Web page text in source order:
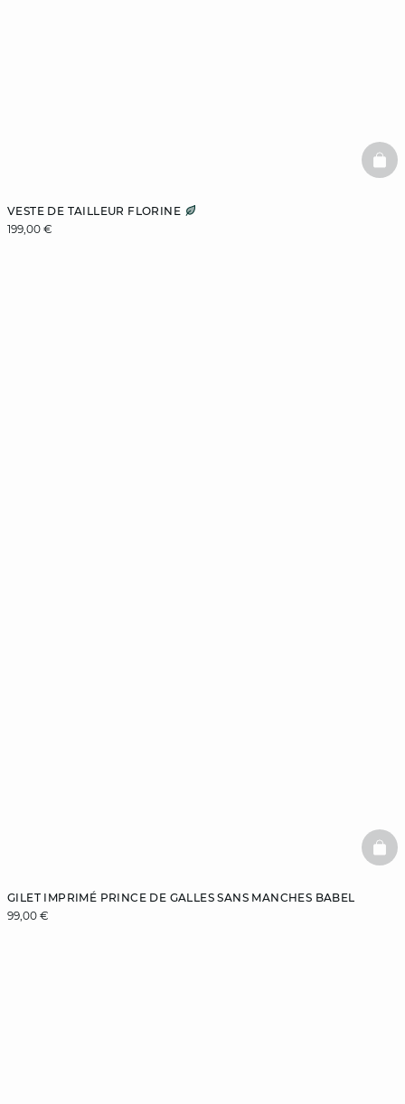
VESTE DE TAILLEUR FLORINE
199,00 €
GILET IMPRIMÉ PRINCE DE GALLES SANS MANCHES BABEL
99,00 €